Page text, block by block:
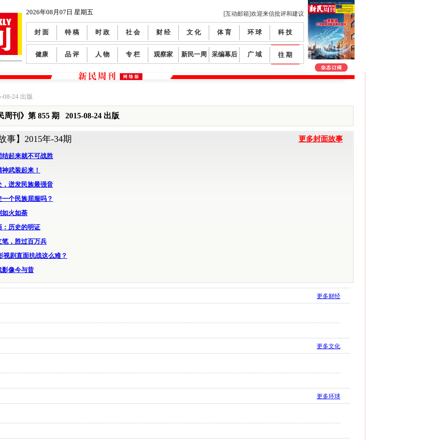
2026年08月07日 星期五 [互动邮箱]欢迎来信批评和建议
封 面 特 稿 时 政 社 会 财 经 文 化 体 育 环 球 科 技
健康 品 评 人 物 专 栏 观察家 新民一周 采编幕后 广 域 往 期
24 出版
周刊》第 855 期 2015-08-24 出版
事】 2015年-34期 更多封面故事
结起来就不可战胜
武装起来！
，迸发民族最强音
个民族屈服吗？
如火如荼
：历史的明证
笔，胜过百万兵
视剧直面抗战这么难？
影像今与昔
更多财经
更多文化
更多环球